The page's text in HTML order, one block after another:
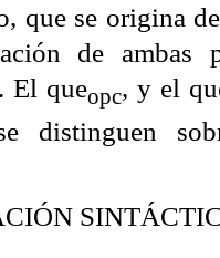
que se origina
de ambas
El queopc, y el
distinguen